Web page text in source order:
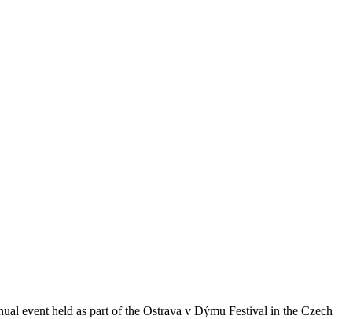
event held as part of the Ostrava v Dýmu Festival in the Czech